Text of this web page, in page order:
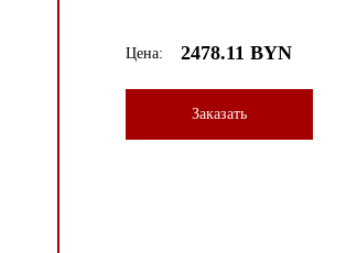
Цена: 2478.11 BYN
Заказать